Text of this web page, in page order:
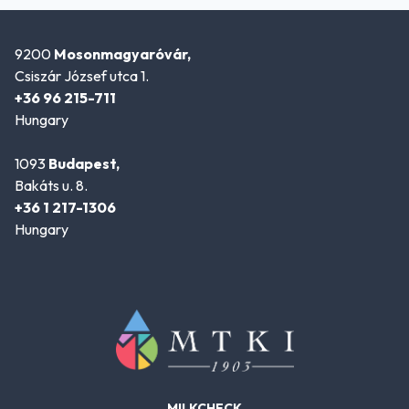
9200 Mosonmagyaróvár,
Csiszár József utca 1.
+36 96 215-711
Hungary
1093 Budapest,
Bakáts u. 8.
+36 1 217-1306
Hungary